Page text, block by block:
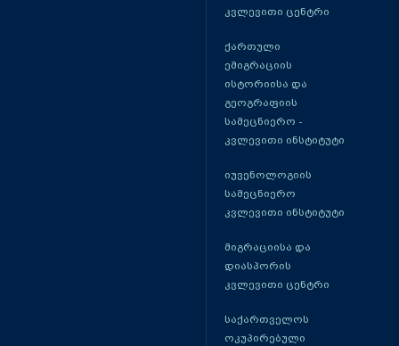
კვლევითი ცენტრი
ქართული
ემიგრაციის
ისტორიისა და
გეოგრაფიის
სამეცნიერო -
კვლევითი ინსტიტუტი
იუვენოლოგიის
სამეცნიერო
კვლევითი ინსტიტუტი
მიგრაციისა და
დიასპორის
კვლევითი ცენტრი
საქართველოს
ოკუპირებული